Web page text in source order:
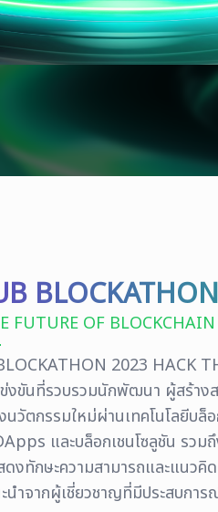
FUTURE OF
2023 HACK
งขันที่รวบรวมนักพัฒนา ผู้สร้าง
นวัตกรรมใหม่ผ่านเทคโนโลยีบล็อ
และบล็อกเชนโซลูชัน รวม
งทักษะความสามารถและแนวคิ
นำจากผู้เชี่ยวชาญที่มีประสบการ